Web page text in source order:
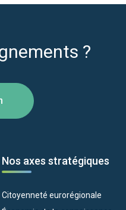
?
Nos axes stratégiques
Citoyenneté eurorégionale